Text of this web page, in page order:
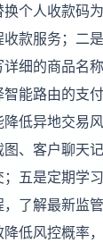
个人收款码
款服务；二
细的商品名
能路由的支
低异地交易
、客户聊天
五是定期学
了解最新监
低风控概率